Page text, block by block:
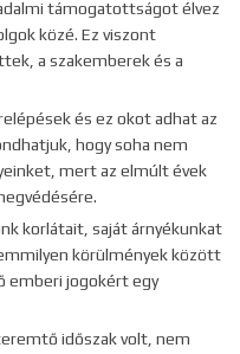
támogatottságot élvez
közé. Ez viszont
a szakemberek és a
és ez okot adhat az
hogy soha nem
mert az elmúlt évek
korlátait, saját árnyékunkat
körülmények között
emberi jogokért egy
időszak volt, nem